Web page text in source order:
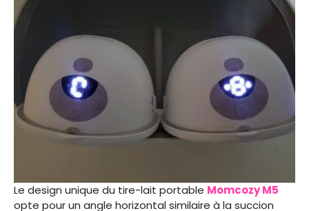
Le design unique du tire-lait portable Momcozy M5
opte pour un angle horizontal similaire à la succion